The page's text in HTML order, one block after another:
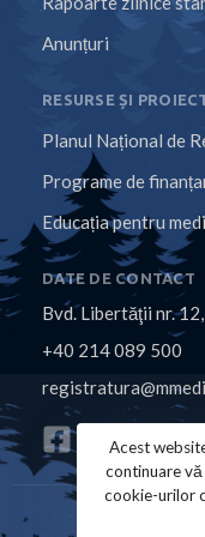
Anunțuri
RESURSE ȘI
Planul Național de
Programe de
Educația pentru
DATE DE CONTACT
Bvd. Libertăţii nr.
+40 214 089 500
Acest
continuare
cookie-urilor